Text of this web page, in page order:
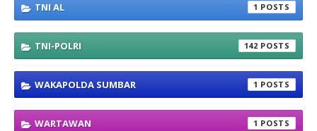
TNI AL 1
TNI-POLRI 142
WAKAPOLDA SUMBAR 1
WARTAWAN 1